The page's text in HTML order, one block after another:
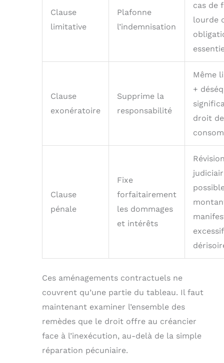
Clause
limitative
Plafonne
l’indemnisation
cas de
lourde
Clause
exonératoire
Supprime la
responsabilité
Même
+
droit
Clause
pénale
Fixe
forfaitairement
les dommages
et intérêts
Ces aménagements contractuels ne
couvrent qu’une partie du tableau. Il faut
maintenant examiner l’ensemble des
remèdes que le droit offre au créancier
face à l’inexécution, au-delà de la simple
réparation pécuniaire.